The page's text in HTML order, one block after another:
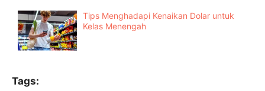
Tips Menghadapi Kenaikan Dolar untuk
Kelas Menengah
Tags: